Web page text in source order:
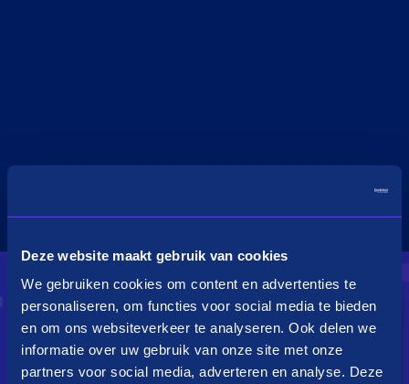
Deze website maakt gebruik van cookies
We gebruiken cookies om content en advertenties te
personaliseren, om functies voor social media te bieden
en om ons websiteverkeer te analyseren. Ook delen we
informatie over uw gebruik van onze site met onze
partners voor social media, adverteren en analyse. Deze